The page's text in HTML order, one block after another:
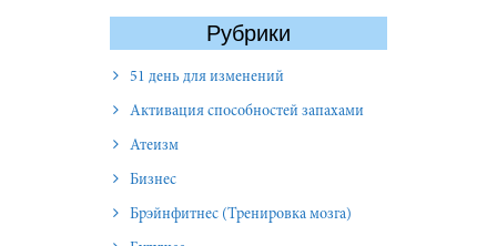
Рубрики
51 день для изменений
Активация способностей запахами
Атеизм
Бизнес
Брэйнфитнес (Тренировка мозга)